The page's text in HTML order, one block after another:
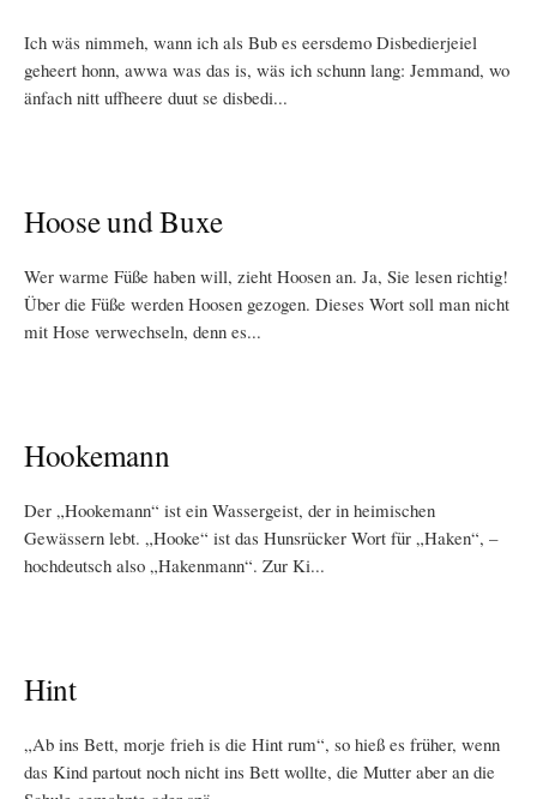
Ich wäs nimmeh, wann ich als Bub es eersdemo Disbedierjeiel
geheert honn, awwa was das is, wäs ich schunn lang: Jemmand, wo
änfach nitt uffheere duut se disbedi...
Hoose und Buxe
Wer warme Füße haben will, zieht Hoosen an. Ja, Sie lesen richtig!
Über die Füße werden Hoosen gezogen. Dieses Wort soll man nicht
mit Hose verwechseln, denn es...
Hookemann
Der „Hookemann“ ist ein Wassergeist, der in heimischen
Gewässern lebt. „Hooke“ ist das Hunsrücker Wort für „Haken“, –
hochdeutsch also „Hakenmann“. Zur Ki...
Hint
„Ab ins Bett, morje frieh is die Hint rum“, so hieß es früher, wenn
das Kind partout noch nicht ins Bett wollte, die Mutter aber an die